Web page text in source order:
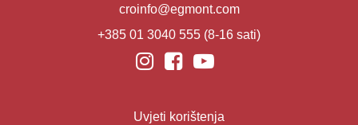
croinfo@egmont.com
+385 01 3040 555 (8-16 sati)
Uvjeti korištenja